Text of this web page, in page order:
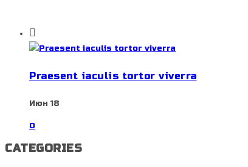
Praesent iaculis tortor viverra
Июн 18
0
CATEGORIES